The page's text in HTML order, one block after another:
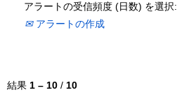
アラートの受信頻度 (日数) を選択:
アラートの作成
結果 1 – 10 / 10